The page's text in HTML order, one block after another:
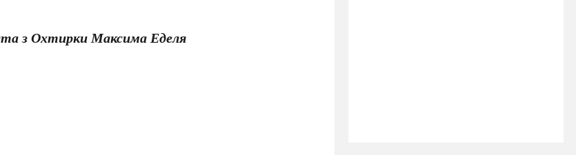
з Охтирки Максима Еделя